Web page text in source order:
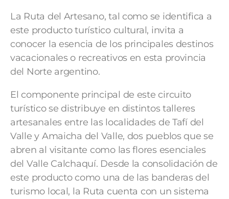
La Ruta del Artesano, tal como se identifica a
este producto turístico cultural, invita a
conocer la esencia de los principales destinos
vacacionales o recreativos en esta provincia
del Norte argentino.
El componente principal de este circuito
turístico se distribuye en distintos talleres
artesanales entre las localidades de Tafí del
Valle y Amaicha del Valle, dos pueblos que se
abren al visitante como las flores esenciales
del Valle Calchaquí. Desde la consolidación de
este producto como una de las banderas del
turismo local, la Ruta cuenta con un sistema